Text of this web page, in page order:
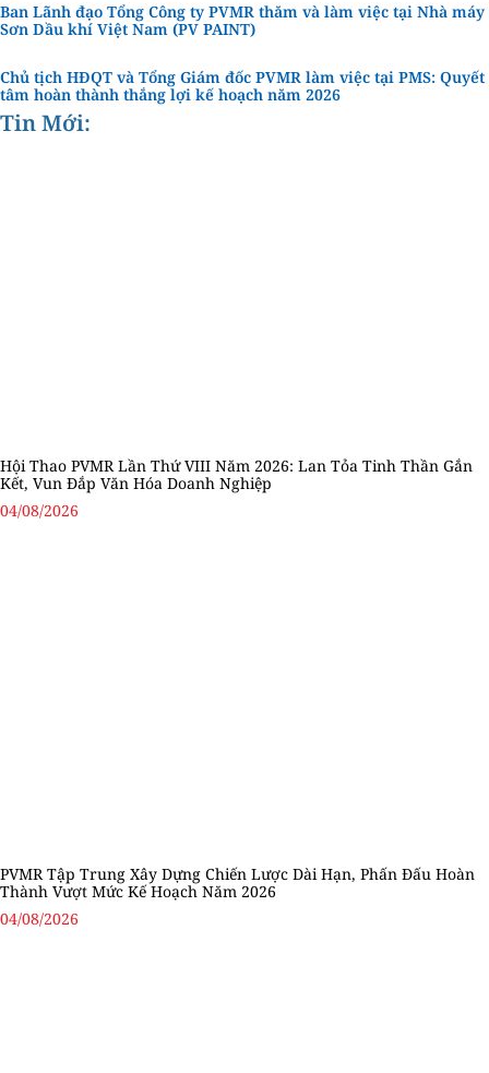
Ban Lãnh đạo Tổng Công ty PVMR thăm và làm việc tại Nhà máy
Sơn Dầu khí Việt Nam (PV PAINT)
Chủ tịch HĐQT và Tổng Giám đốc PVMR làm việc tại PMS: Quyết
tâm hoàn thành thắng lợi kế hoạch năm 2026
Tin Mới:
Hội Thao PVMR Lần Thứ VIII Năm 2026: Lan Tỏa Tinh Thần Gắn
Kết, Vun Đắp Văn Hóa Doanh Nghiệp
04/08/2026
PVMR Tập Trung Xây Dựng Chiến Lược Dài Hạn, Phấn Đấu Hoàn
Thành Vượt Mức Kế Hoạch Năm 2026
04/08/2026